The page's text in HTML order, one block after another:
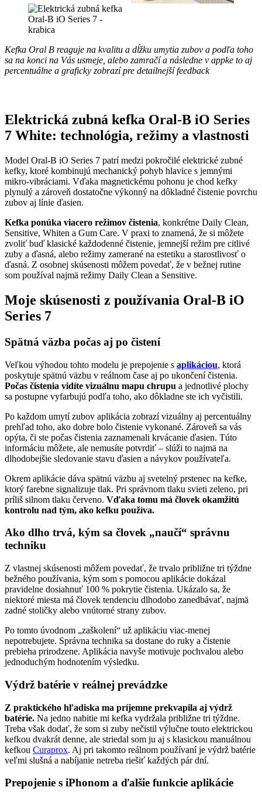
Kefka Oral B reaguje na kvalitu a dĺžku umytia zubov a podľa toho
sa na konci na Vás usmeje, alebo zamračí a následne v appke to aj
percentuálne a graficky zobrazí pre detailnejší feedback
Elektrická zubná kefka Oral-B iO Series
7 White: technológia, režimy a vlastnosti
Model Oral-B iO Series 7 patrí medzi pokročilé elektrické zubné
kefky, ktoré kombinujú mechanický pohyb hlavice s jemnými
mikro-vibráciami. Vďaka magnetickému pohonu je chod kefky
plynulý a zároveň dostatočne výkonný na dôkladné čistenie povrchu
zubov aj línie ďasien.
Kefka ponúka viacero režimov čistenia, konkrétne Daily Clean,
Sensitive, Whiten a Gum Care. V praxi to znamená, že si môžete
zvoliť buď klasické každodenné čistenie, jemnejší režim pre citlivé
zuby a ďasná, alebo režimy zamerané na estetiku a starostlivosť o
ďasná. Z osobnej skúsenosti môžem povedať, že v bežnej rutine
som používal najmä režimy Daily Clean a Sensitive.
Moje skúsenosti z používania Oral-B iO
Series 7
Spätná väzba počas aj po čistení
Veľkou výhodou tohto modelu je prepojenie s aplikáciou, ktorá
poskytuje spätnú väzbu v reálnom čase aj po ukončení čistenia.
Počas čistenia vidíte vizuálnu mapu chrupu a jednotlivé plochy
sa postupne vyfarbujú podľa toho, ako dôkladne ste ich vyčistili.
Po každom umytí zubov aplikácia zobrazí vizuálny aj percentuálny
prehľad toho, ako dobre bolo čistenie vykonané. Zároveň sa vás
opýta, či ste počas čistenia zaznamenali krvácanie ďasien. Túto
informáciu môžete, ale nemusíte potvrdiť – slúži to najmä na
dlhodobejšie sledovanie stavu ďasien a návykov používateľa.
Okrem aplikácie dáva spätnú väzbu aj svetelný prstenec na kefke,
ktorý farebne signalizuje tlak. Pri správnom tlaku svieti zeleno, pri
príliš silnom tlaku červeno. Vďaka tomu má človek okamžitú
kontrolu nad tým, ako kefku používa.
Ako dlho trvá, kým sa človek „naučí“ správnu
techniku
Z vlastnej skúsenosti môžem povedať, že trvalo približne tri týždne
bežného používania, kým som s pomocou aplikácie dokázal
pravidelne dosiahnuť 100 % pokrytie čistenia. Ukázalo sa, že
niektoré miesta má človek tendenciu dlhodobo zanedbávať, najmä
zadné stoličky alebo vnútorné strany zubov.
Po tomto úvodnom „zaškolení“ už aplikáciu viac-menej
nepotrebujete. Správna technika sa dostane do ruky a čistenie
prebieha prirodzene. Aplikácia navyše motivuje pochvalou alebo
jednoduchým hodnotením výsledku.
Výdrž batérie v reálnej prevádzke
Z praktického hľadiska ma príjemne prekvapila aj výdrž
batérie. Na jedno nabitie mi kefka vydržala približne tri týždne.
Treba však dodať, že som si zuby nečistil výlučne touto elektrickou
kefkou dvakrát denne, ale striedal som ju aj s klasickou manuálnou
kefkou Curaprox. Aj pri takomto reálnom používaní je výdrž batérie
veľmi slušná a nabíjanie netreba riešiť každých pár dní.
Prepojenie s iPhonom a ďalšie funkcie aplikácie